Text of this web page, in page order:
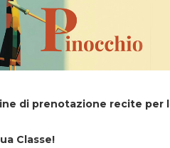
di prenotazione recite per
Classe!